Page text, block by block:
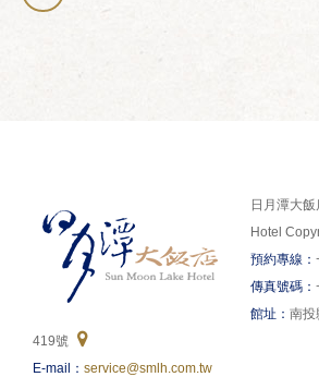
日月潭大
Hotel
預約專線：
傳真號碼：
館址： 南投
419號
E-mail： service@smlh.com.tw